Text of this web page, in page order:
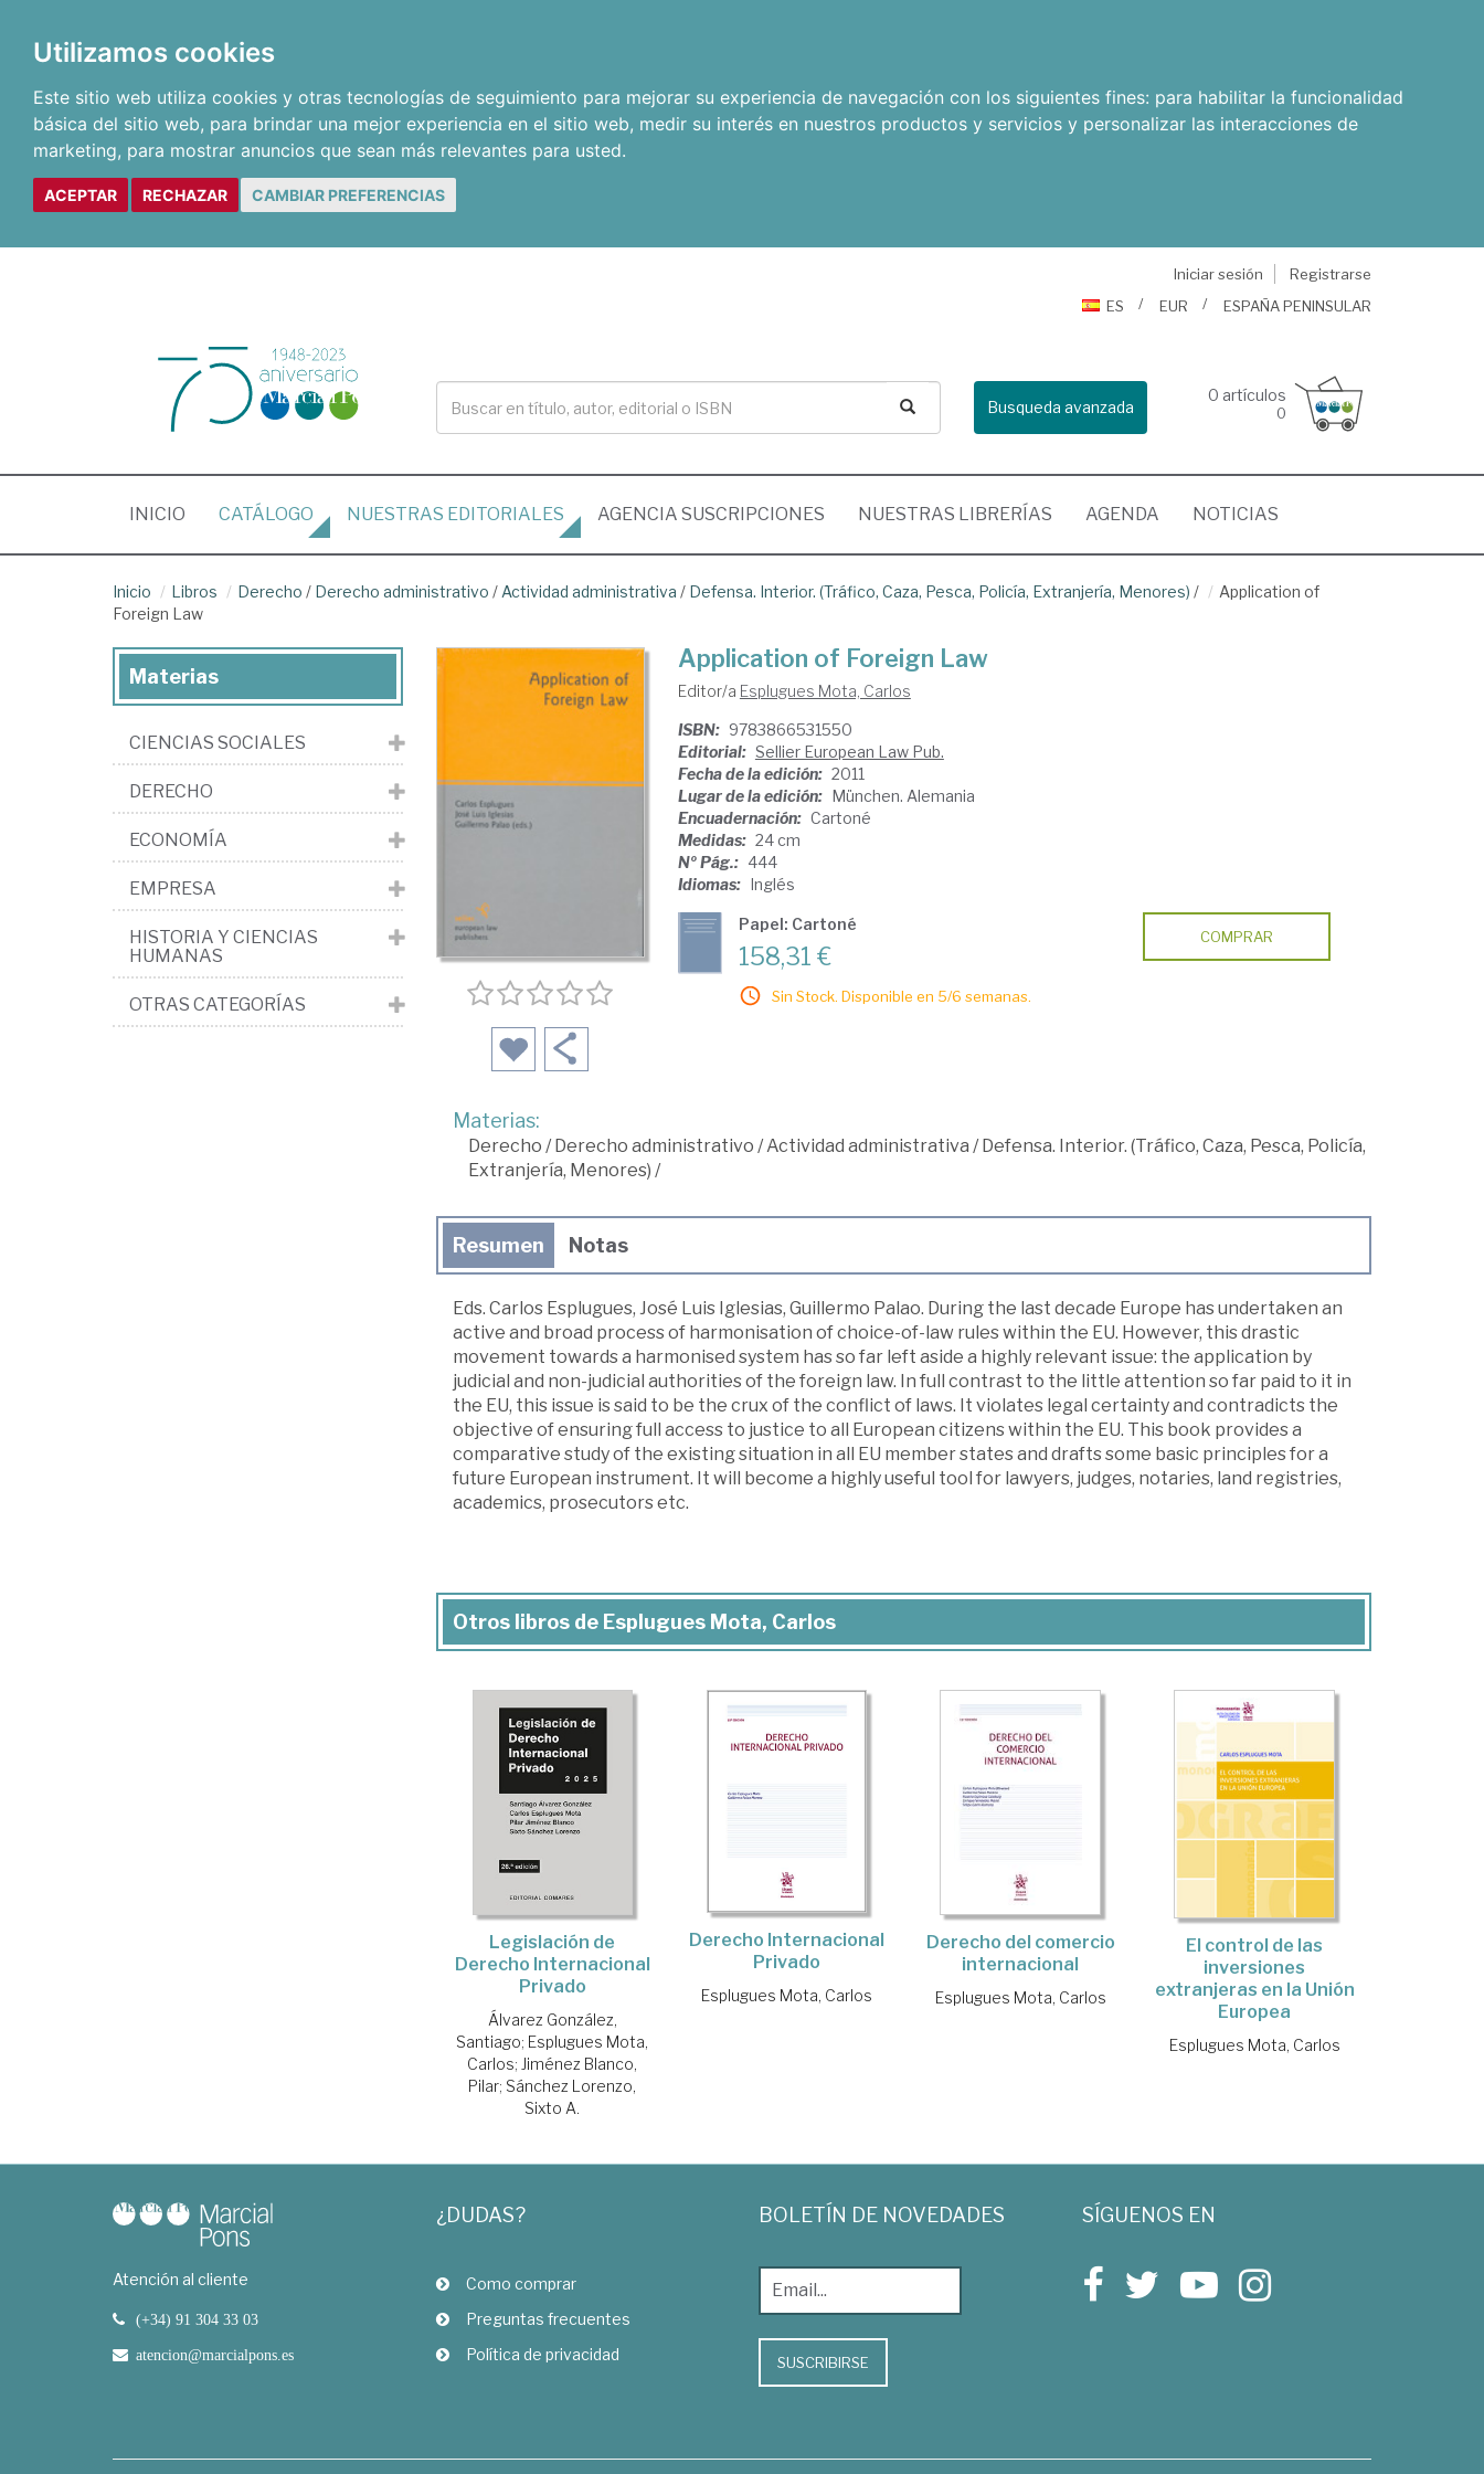
Utilizamos cookies
Este sitio web utiliza cookies y otras tecnologías de seguimiento para mejorar su experiencia de navegación con los siguientes fines: para habilitar la funcionalidad
básica del sitio web, para brindar una mejor experiencia en el sitio web, medir su interés en nuestros productos y servicios y personalizar las interacciones de
marketing, para mostrar anuncios que sean más relevantes para usted.
ACEPTAR RECHAZAR CAMBIAR PREFERENCIAS
Iniciar sesión
Registrarse
ES
EUR ESPAÑA PENINSULAR
Busqueda avanzada
0 artículos
0
INICIO (CURRENT)
CATÁLOGO NUESTRAS EDITORIALES AGENCIA SUSCRIPCIONES NUESTRAS LIBRERÍAS AGENDA NOTICIAS
Inicio Libros Derecho / Derecho administrativo / Actividad administrativa / Defensa. Interior. (Tráfico, Caza, Pesca, Policía, Extranjería, Menores) /
Application of
Foreign Law
Application of Foreign Law
Editor/a Esplugues Mota, Carlos
ISBN: 9783866531550
Editorial: Sellier European Law Pub.
Fecha de la edición: 2011
Lugar de la edición: München. Alemania
Encuadernación: Cartoné
Medidas: 24 cm
Nº Pág.: 444
Idiomas: Inglés
Papel: Cartoné
158,31 €
Sin Stock. Disponible en 5/6 semanas.
COMPRAR
Materias:
Derecho /Derecho administrativo /Actividad administrativa /Defensa. Interior. (Tráfico, Caza, Pesca, Policía,
Extranjería, Menores) /
Resumen Notas
Eds. Carlos Esplugues, José Luis Iglesias, Guillermo Palao. During the last decade Europe has undertaken an
active and broad process of harmonisation of choice-of-law rules within the EU. However, this drastic
movement towards a harmonised system has so far left aside a highly relevant issue: the application by
judicial and non-judicial authorities of the foreign law. In full contrast to the little attention so far paid to it in
the EU, this issue is said to be the crux of the conflict of laws. It violates legal certainty and contradicts the
objective of ensuring full access to justice to all European citizens within the EU. This book provides a
comparative study of the existing situation in all EU member states and drafts some basic principles for a
future European instrument. It will become a highly useful tool for lawyers, judges, notaries, land registries,
academics, prosecutors etc.
Otros libros de Esplugues Mota, Carlos
Legislación de
Derecho Internacional
Privado
Álvarez González,
Santiago; Esplugues Mota,
Carlos; Jiménez Blanco,
Pilar; Sánchez Lorenzo,
Sixto A.
Derecho Internacional
Privado
Esplugues Mota, Carlos
Derecho del comercio
internacional
Esplugues Mota, Carlos
El control de las
inversiones
extranjeras en la Unión
Europea
Esplugues Mota, Carlos
Materias
CIENCIAS SOCIALES
DERECHO
ECONOMÍA
EMPRESA
HISTORIA Y CIENCIAS
HUMANAS
OTRAS CATEGORÍAS
Atención al cliente
(+34) 91 304 33 03
atencion@marcialpons.es
¿DUDAS?
Como comprar
Preguntas frecuentes
Política de privacidad
BOLETÍN DE NOVEDADES
SUSCRIBIRSE
SÍGUENOS EN